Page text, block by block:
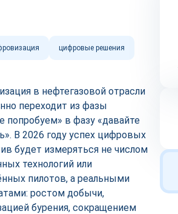
цифровые решения
в нефтегазовой отрасли
переходит из фазы
попробуем» в фазу «давайте
В 2026 году успех цифровых
будет измеряться не числом
технологий или
пилотов, а реальными
ростом добычи,
бурения, сокращением